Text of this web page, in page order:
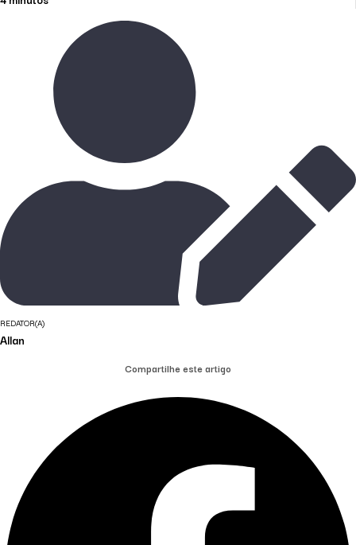
REDATOR(A)
Allan
Compartilhe este artigo